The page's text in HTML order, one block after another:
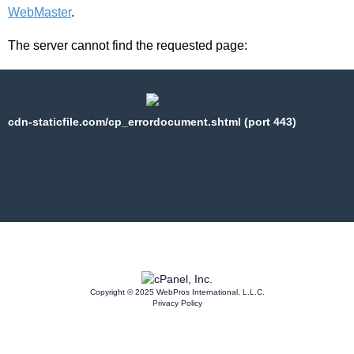
WebMaster.
The server cannot find the requested page:
cdn-staticfile.com/cp_errordocument.shtml (port 443)
Copyright © 2025 WebPros International, L.L.C.
Privacy Policy